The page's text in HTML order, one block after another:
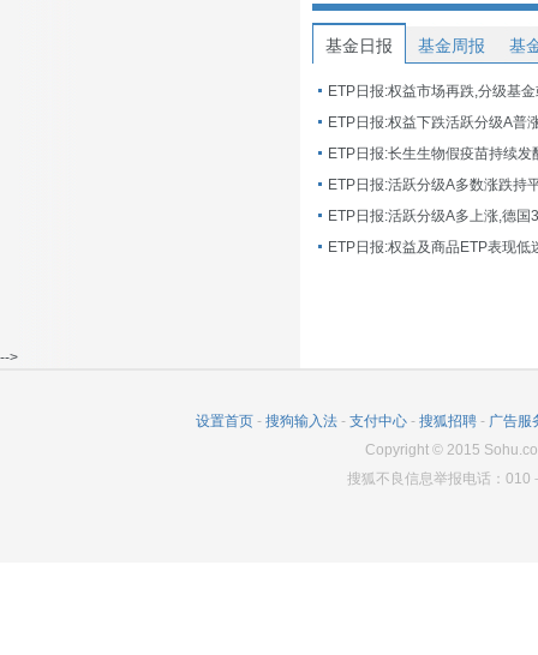
基金日报 基金周报 基
ETP日报:权益市场再跌,分级基
ETP日报:长生生物假疫苗持续发
ETP日报:活跃分级A多数涨跌持
ETP日报:活跃分级A多上涨,德国
-->
设置首页 - 搜狗输入法 - 支付中心 - 搜狐招聘 - 广告服
Copyright© 2015
搜狐不良信息举报电话：010